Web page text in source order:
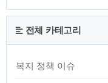
전체 카테고리
복지 정책 이슈